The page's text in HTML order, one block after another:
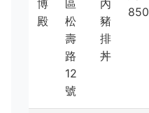
博
殿
區
松
壽
路
12
號
內
豬
排
丼
850